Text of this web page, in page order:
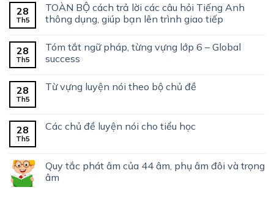
28
Th5
TOÀN BỘ cách trả lời các câu hỏi Tiếng Anh
thông dụng, giúp bạn lên trình giao tiếp
28
Th5
Tóm tắt ngữ pháp, từng vựng lớp 6 – Global
success
28
Th5
Từ vựng luyện nói theo bộ chủ đề
28
Th5
Các chủ đề luyện nói cho tiểu học
Quy tắc phát âm của 44 âm, phụ âm đôi và trọng
âm